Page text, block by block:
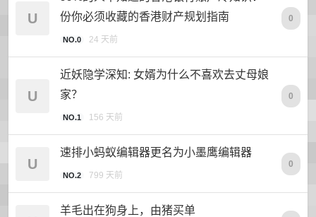
U
份你必须收藏的香港财产规划指南
NO.0 24 天前
0
U
近妖隐学深知: 女婿为什么不喜欢去丈母娘
家？
NO.1 156 天前
0
U
速排小蚂蚁编辑器更名为小墨鹰编辑器
NO.2 799 天前
0
羊毛出在狗身上，由猪买单